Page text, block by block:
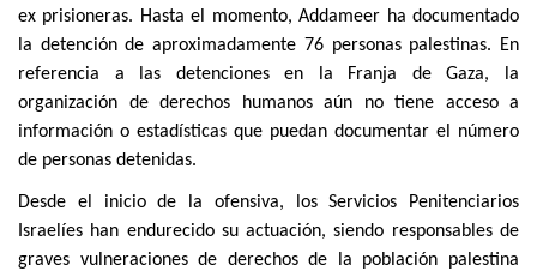
ex prisioneras. Hasta el momento, Addameer ha documentado
la detención de aproximadamente 76 personas palestinas. En
referencia a las detenciones en la Franja de Gaza, la
organización de derechos humanos aún no tiene acceso a
información o estadísticas que puedan documentar el número
de personas detenidas.
Desde el inicio de la ofensiva, los Servicios Penitenciarios
Israelíes han endurecido su actuación, siendo responsables de
graves vulneraciones de derechos de la población palestina